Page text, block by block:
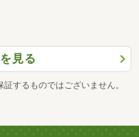
見る
するものではございません。